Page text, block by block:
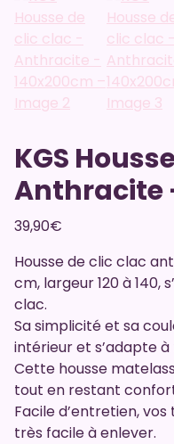
KGS
Anthracite
39,90€
Housse de clic clac
cm, largeur 120 à 140,
clac.
Sa simplicité et sa
intérieur et s’adapte
Cette housse
tout en restant
Facile d’entretien,
très facile à enlever.